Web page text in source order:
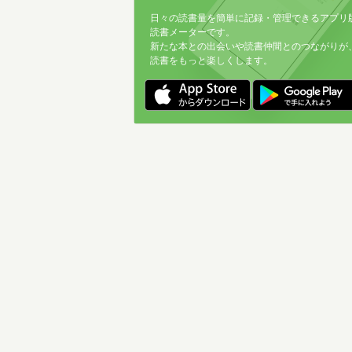
日々の読書量を簡単に記録・管理できるアプリ
読書メーターです。
新たな本との出会いや読書仲間とのつながりが
読書をもっと楽しくします。